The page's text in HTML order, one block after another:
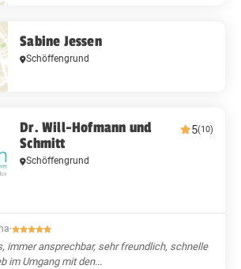
Sabine Jessen
Schöffengrund
Dr. Will-Hofmann und
Schmitt
5(10)
Schöffengrund
·
immer ansprechbar, sehr freundlich, schnelle
im Umgang mit den...